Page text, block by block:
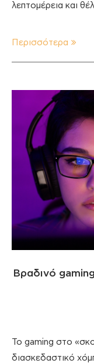
λεπτομέρεια και
Περισσότερα
Βραδινό
To gaming στο
διασκεδαστικό